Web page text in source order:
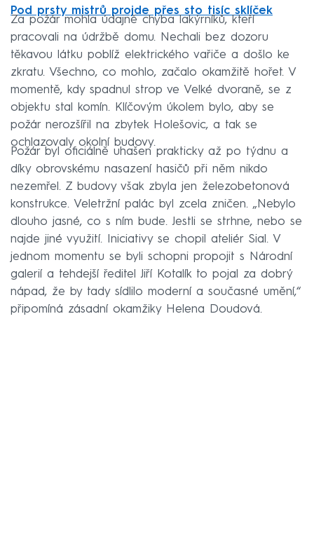
Pod prsty mistrů projde přes sto tisíc sklíček
Za požár mohla údajně chyba lakýrníků, kteří
pracovali na údržbě domu. Nechali bez dozoru
těkavou látku poblíž elektrického vařiče a došlo ke
zkratu. Všechno, co mohlo, začalo okamžitě hořet. V
momentě, kdy spadnul strop ve Velké dvoraně, se z
objektu stal komín. Klíčovým úkolem bylo, aby se
požár nerozšířil na zbytek Holešovic, a tak se
ochlazovaly okolní budovy.
Požár byl oficiálně uhašen prakticky až po týdnu a
díky obrovskému nasazení hasičů při něm nikdo
nezemřel. Z budovy však zbyla jen železobetonová
konstrukce. Veletržní palác byl zcela zničen. „Nebylo
dlouho jasné, co s ním bude. Jestli se strhne, nebo se
najde jiné využití. Iniciativy se chopil ateliér Sial. V
jednom momentu se byli schopni propojit s Národní
galerií a tehdejší ředitel Jiří Kotalík to pojal za dobrý
nápad, že by tady sídlilo moderní a současné umění,“
připomíná zásadní okamžiky Helena Doudová.